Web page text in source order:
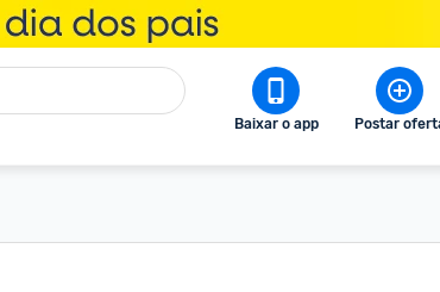
Baixar o app Postar